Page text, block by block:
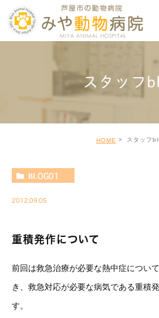
スタッフ
HOME スタッフ
BLOG01
2012.09.05
重積発作について
前回は救急治療が必要な熱中症につい
き、救急対応が必要な病気である重積
す。